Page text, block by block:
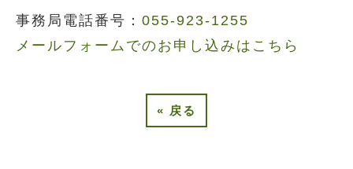
事務局電話番号： 055-923-1255
メールフォームでのお申し込みはこちら
« 戻る